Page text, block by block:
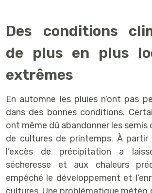
Des conditions
de plus en plus
extrêmes
En automne les pluies n’ont pas
dans des bonnes conditions.
ont même dû abandonner les semis
de cultures de printemps. À partir
l’excès de précipitation a
sécheresse et aux chaleurs
empêché le développement et